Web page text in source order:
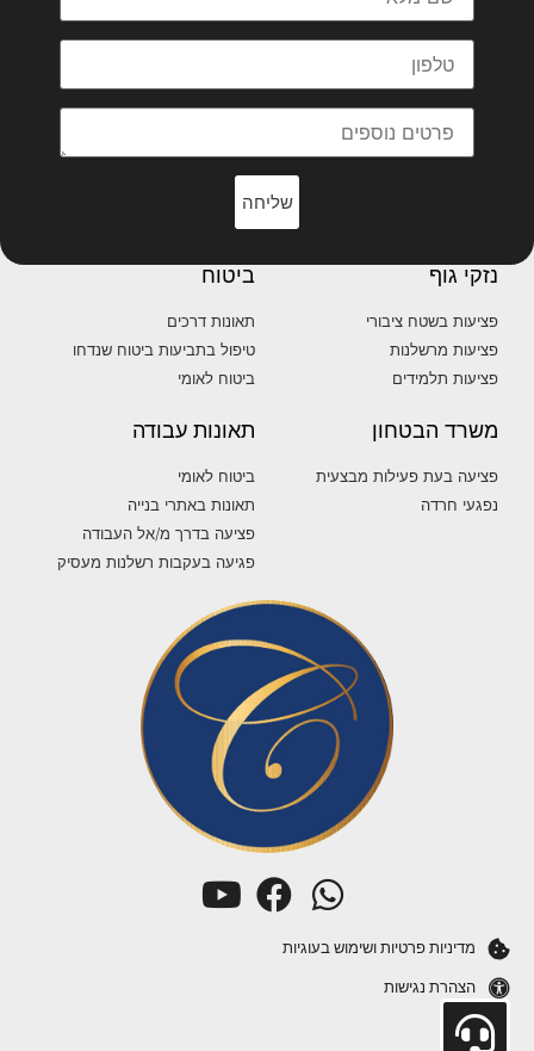
שליחה
נזקי גוף
פציעות בשטח ציבורי
פציעות מרשלנות
פציעות תלמידים
ביטוח
תאונות דרכים
טיפול בתביעות ביטוח שנדחו
ביטוח לאומי
משרד הבטחון
פציעה בעת פעילות מבצעית
נפגעי חרדה
תאונות עבודה
ביטוח לאומי
תאונות באתרי בנייה
פציעה בדרך מ/אל העבודה
פגיעה בעקבות רשלנות מעסיק
מדיניות פרטיות ושימוש בעוגיות
הצהרת נגישות